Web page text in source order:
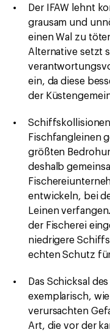
Der IFAW lehnt
grausam und
einen Wal zu
Alternative setzt
ein, da diese
der
Fischfangleinen
größten
deshalb
entwickeln, bei
Leinen
der Fischerei
niedrigere
echten Schutz
Das Schicksal
exemplarisch,
verursachten
Art, die vor der